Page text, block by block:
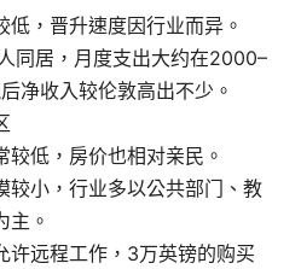
低，晋升速度因行业而异。
同居，月度支出大约在2000–
净收入较伦敦高出不少。
较低，房价也相对亲民。
较小，行业多以公共部门、教
主。
许远程工作，3万英镑的购买